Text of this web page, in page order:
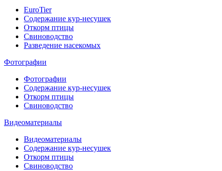
EuroTier
Содержание кур-несушек
Откорм птицы
Свиноводство
Разведение насекомых
Фотографии
Фотографии
Содержание кур-несушек
Откорм птицы
Свиноводство
Видеоматериалы
Видеоматериалы
Содержание кур-несушек
Откорм птицы
Свиноводство